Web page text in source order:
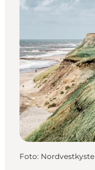
Foto: